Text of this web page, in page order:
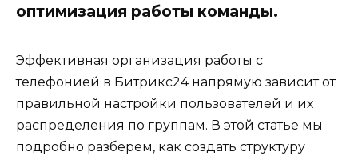
оптимизация работы команды.
Эффективная организация работы с
телефонией в Битрикс24 напрямую зависит от
правильной настройки пользователей и их
распределения по группам. В этой статье мы
подробно разберем, как создать структуру